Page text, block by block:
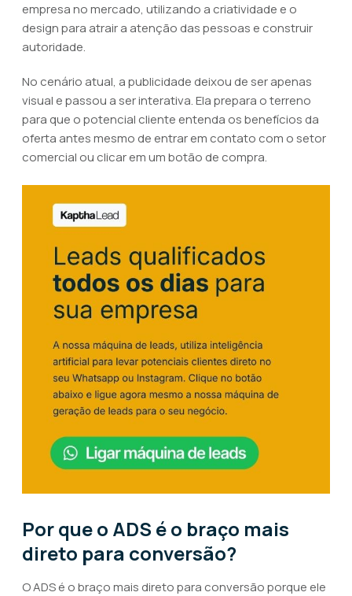
empresa no mercado, utilizando a criatividade e o
design para atrair a atenção das pessoas e construir
autoridade.
No cenário atual, a publicidade deixou de ser apenas
visual e passou a ser interativa. Ela prepara o terreno
para que o potencial cliente entenda os benefícios da
oferta antes mesmo de entrar em contato com o setor
comercial ou clicar em um botão de compra.
Por que o ADS é o braço mais
direto para conversão?
O ADS é o braço mais direto para conversão porque ele